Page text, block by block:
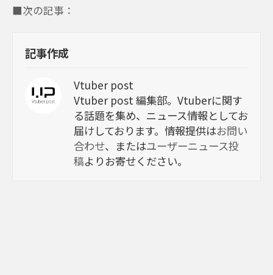
■次の記事：
記事作成
Vtuber post
Vtuber post 編集部。Vtuberに関す
る話題を集め、ニュース情報としてお
届けしております。情報提供はお問い
合わせ、またはユーザーニュース投
稿よりお寄せください。